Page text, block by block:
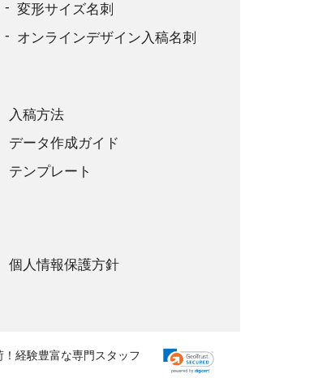
変形サイズ名刺
オンラインデザイン入稿名刺
入稿方法
データ作成ガイド
テンプレート
個人情報保護方針
経験豊富な専門スタッフ